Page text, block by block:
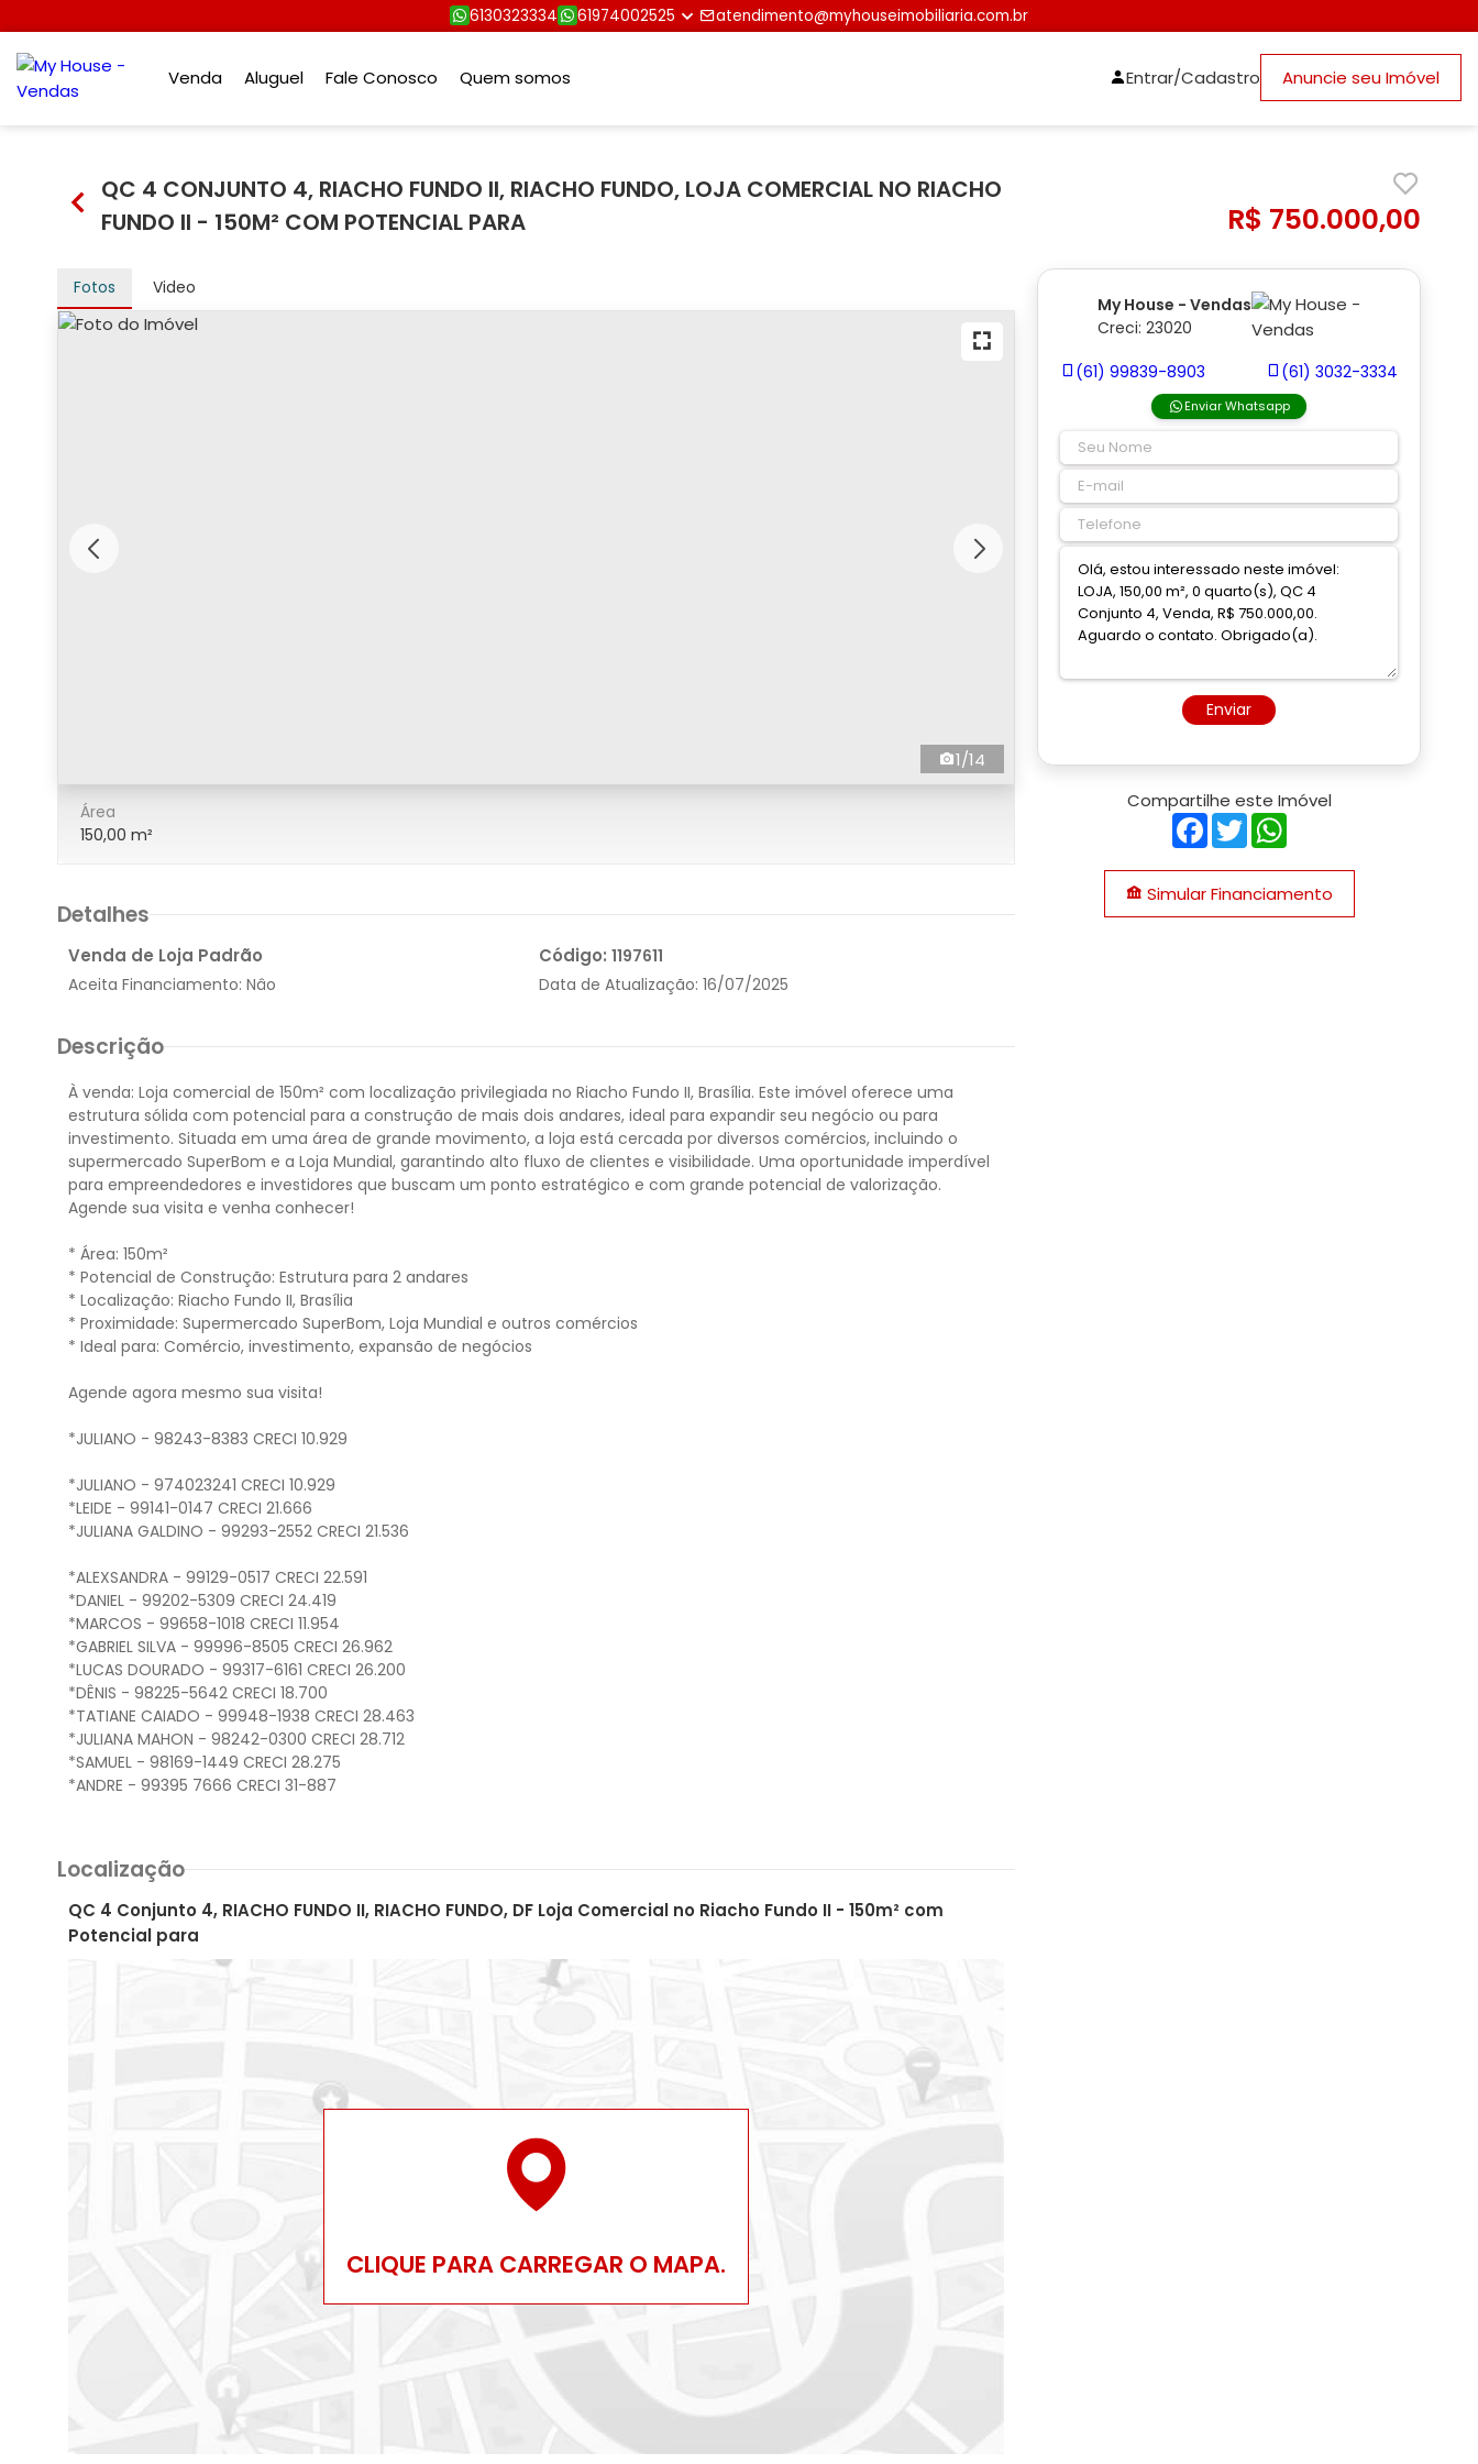
6130323334 61974002525 atendimento@myhouseimobiliaria.com.br
Venda Aluguel Fale Conosco Quem somos Entrar/Cadastro Anuncie seu Imóvel
QC 4 CONJUNTO 4, RIACHO FUNDO II, RIACHO FUNDO, LOJA COMERCIAL NO RIACHO
FUNDO II - 150M² COM POTENCIAL PARA
R$ 750.000,00
Fotos Video
1/14
Área
150,00 m²
Detalhes
Venda de Loja Padrão Código:1197611
Aceita Financiamento: Nâo Data de Atualização:16/07/2025
Descrição
À venda: Loja comercial de 150m² com localização privilegiada no Riacho Fundo II, Brasília. Este imóvel oferece uma
estrutura sólida com potencial para a construção de mais dois andares, ideal para expandir seu negócio ou para
investimento. Situada em uma área de grande movimento, a loja está cercada por diversos comércios, incluindo o
supermercado SuperBom e a Loja Mundial, garantindo alto fluxo de clientes e visibilidade. Uma oportunidade imperdível
para empreendedores e investidores que buscam um ponto estratégico e com grande potencial de valorização.
Agende sua visita e venha conhecer!
* Área: 150m²
* Potencial de Construção: Estrutura para 2 andares
* Localização: Riacho Fundo II, Brasília
* Proximidade: Supermercado SuperBom, Loja Mundial e outros comércios
* Ideal para: Comércio, investimento, expansão de negócios
Agende agora mesmo sua visita!
*JULIANO - 98243-8383 CRECI 10.929
*JULIANO - 974023241 CRECI 10.929
*LEIDE - 99141-0147 CRECI 21.666
*JULIANA GALDINO - 99293-2552 CRECI 21.536
*ALEXSANDRA - 99129-0517 CRECI 22.591
*DANIEL - 99202-5309 CRECI 24.419
*MARCOS - 99658-1018 CRECI 11.954
*GABRIEL SILVA - 99996-8505 CRECI 26.962
*LUCAS DOURADO - 99317-6161 CRECI 26.200
*DÊNIS - 98225-5642 CRECI 18.700
*TATIANE CAIADO - 99948-1938 CRECI 28.463
*JULIANA MAHON - 98242-0300 CRECI 28.712
*SAMUEL - 98169-1449 CRECI 28.275
Localização
QC 4 Conjunto 4, RIACHO FUNDO II, RIACHO FUNDO, DF Loja Comercial no Riacho Fundo II - 150m² com
Potencial para
CLIQUE PARA CARREGAR O MAPA.
My House - Vendas
Creci: 23020
(61) 99839-8903
(61) 3032-3334
Enviar Whatsapp
Enviar
Compartilhe este Imóvel
Facebook
TwitterWhatsApp
Simular Financiamento